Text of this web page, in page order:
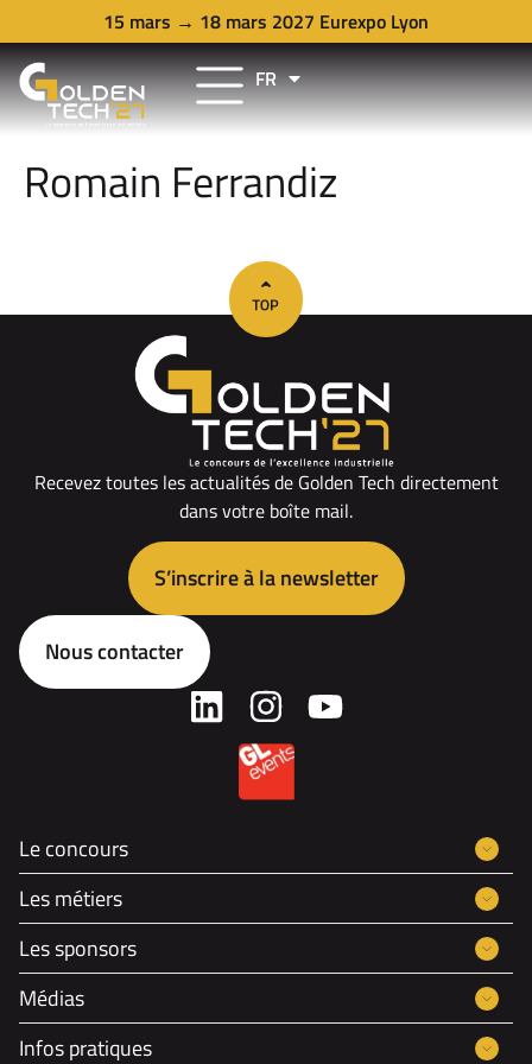
15 mars → 18 mars 2027 Eurexpo Lyon
FR
EN
Romain Ferrandiz
Recevez toutes les actualités de Golden Tech directement
dans votre boîte mail.
S’inscrire à la newsletter
Nous contacter
Le concours
Les métiers
Les sponsors
Médias
Infos pratiques